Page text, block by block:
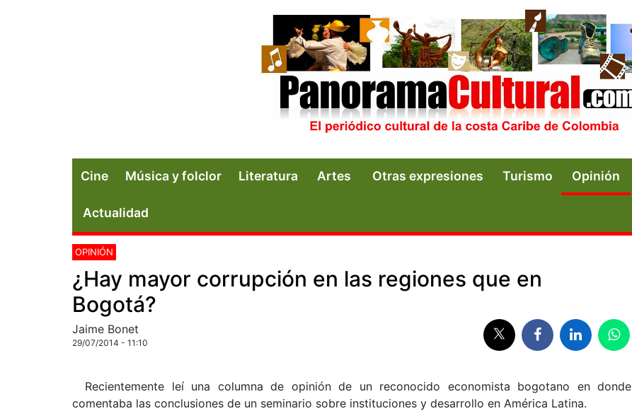
Cine Música y folclor Literatura Artes Otras expresiones Turismo Opinión
Actualidad
OPINIÓN
¿Hay mayor corrupción en las regiones que en
Bogotá?
Jaime Bonet
29/07/2014 - 11:10
Recientemente leí una columna de opinión de un reconocido economista bogotano en donde
comentaba las conclusiones de un seminario sobre instituciones y desarrollo en América Latina.